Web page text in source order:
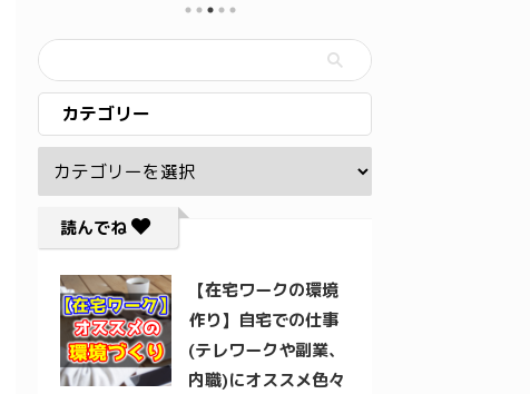
かの判断が難しかったり、欲しい写真になかなか出
会えず時間がかかったりしてイライラすることもあ
りますよね。 そこで、オススメしたいのは安定の
「p ...
カテゴリー
読んでね
【在宅ワークの環境
作り】自宅での仕事
(テレワークや副業、
内職)にオススメ色々